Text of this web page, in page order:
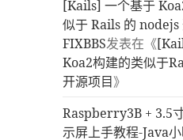
[Kails] 一个基于
似于 Rails 的 nodejs
FIXBBS发表在《
Koa2构建的类似于
开源项目》
Raspberry3B + 3.5
示屏上手教程-Java